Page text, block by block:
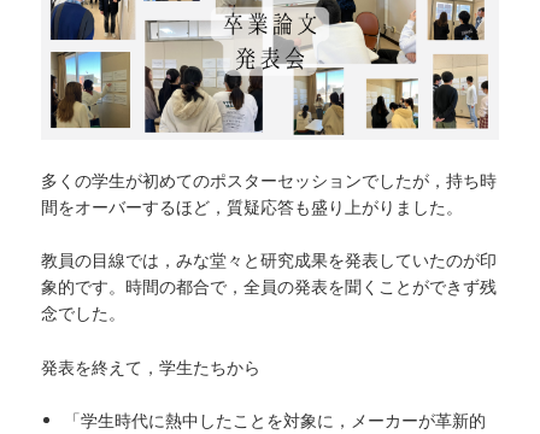
多くの学生が初めてのポスターセッションでしたが，持ち時
間をオーバーするほど，質疑応答も盛り上がりました。
教員の目線では，みな堂々と研究成果を発表していたのが印
象的です。時間の都合で，全員の発表を聞くことができず残
念でした。
発表を終えて，学生たちから
「学生時代に熱中したことを対象に，メーカーが革新的